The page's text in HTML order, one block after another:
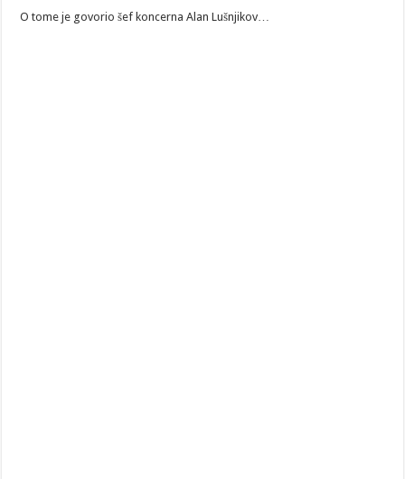
O tome je govorio šef koncerna Alan Lušnjikov…